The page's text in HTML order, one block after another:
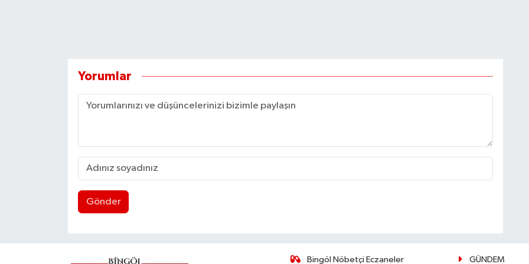
Yorumlar
Gönder
Bingöl Nöbetçi Eczaneler GÜNDEM